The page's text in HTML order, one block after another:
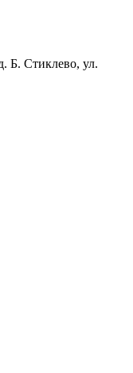
Б. Стиклево, ул.